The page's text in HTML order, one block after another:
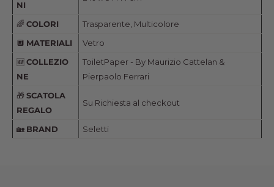
NI
🌈 COLORI
Trasparente, Multicolore
🔲 MATERIALI
Vetro
🆕 COLLEZIO
NE
ToiletPaper - By Maurizio Cattelan &
Pierpaolo Ferrari
🎁 SCATOLA
REGALO
Su Richiesta al checkout
🏡 BRAND Seletti